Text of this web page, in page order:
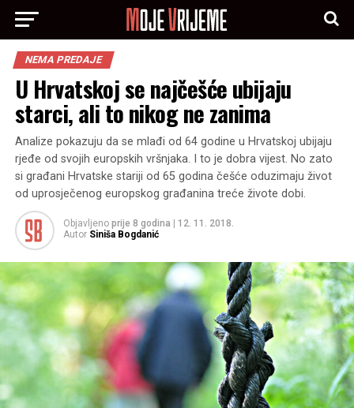
NEMA PREDAJE
U Hrvatskoj se najčešće ubijaju
starci, ali to nikog ne zanima
Analize pokazuju da se mlađi od 64 godine u Hrvatskoj ubijaju
rjeđe od svojih europskih vršnjaka. I to je dobra vijest. No zato
si građani Hrvatske stariji od 65 godina češće oduzimaju život
od uprosječenog europskog građanina treće živote dobi.
Objavljeno prije 8 godina
12. 11. 2018.
Autor Siniša Bogdanić